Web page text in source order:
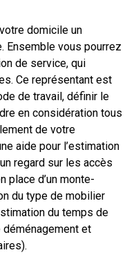
domicile un
Ensemble vous pourrez
de service, qui
Ce représentant est
de travail, définir le
en considération tous
de votre
aide pour l’estimation
regard sur les accès
place d’un monte-
du type de mobilier
du temps de
et